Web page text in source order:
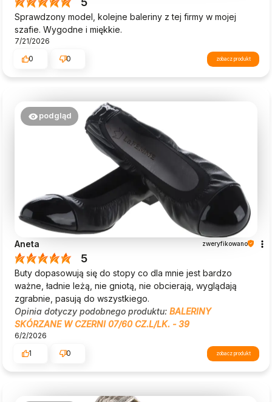
Sprawdzony model, kolejne baleriny z tej firmy w mojej
szafie. Wygodne i miękkie.
7/21/2026
0
0 zobacz produkt
podgląd
Aneta zweryfikowano
5
Buty dopasowują się do stopy co dla mnie jest bardzo
ważne, ładnie leżą, nie gniotą, nie obcierają, wyglądają
zgrabnie, pasują do wszystkiego.
Opinia dotyczy podobnego produktu: BALERINY
SKÓRZANE W CZERNI 07/60 CZ.L/LK. - 39
6/2/2026
1
0 zobacz produkt